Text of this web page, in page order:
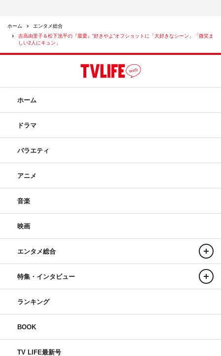
ホーム
エンタメ総合
吉高由里子＆松下洸平の『最愛』“好きやよ”オフショットに「大好きなシーン」「微笑ま
しい2人にキュン」
ホーム
ドラマ
バラエティ
アニメ
音楽
映画
エンタメ総合
特集・インタビュー
ランキング
BOOK
TV LIFE最新号